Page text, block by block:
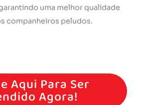
uma melhor qualidade
companheiros peludos.
Aqui Para Ser
Agora!